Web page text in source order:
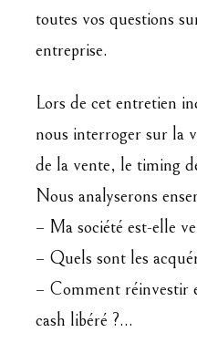
toutes vos questions
entreprise.
Lors de cet entretien
nous interroger sur la
de la vente, le timing
Nous analyserons
– Ma société est-elle
– Quels sont les
– Comment réinvestir
cash libéré ?…